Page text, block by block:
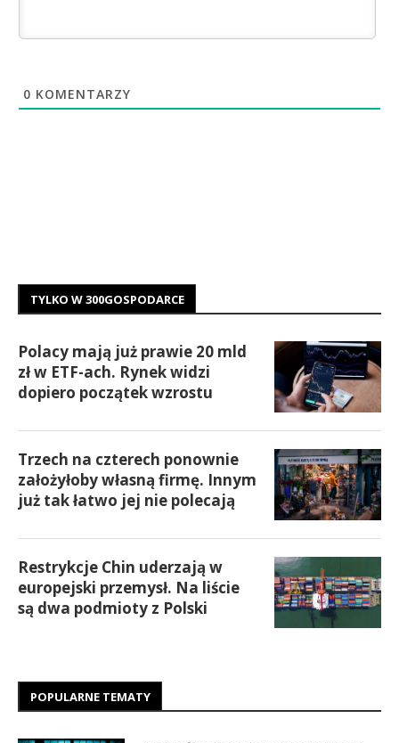
0 KOMENTARZY
TYLKO W 300GOSPODARCE
Polacy mają już prawie 20 mld
zł w ETF-ach. Rynek widzi
dopiero początek wzrostu
Trzech na czterech ponownie
założyłoby własną firmę. Innym
już tak łatwo jej nie polecają
Restrykcje Chin uderzają w
europejski przemysł. Na liście
są dwa podmioty z Polski
POPULARNE TEMATY